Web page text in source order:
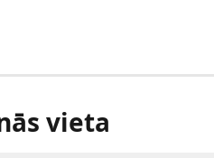
vieta